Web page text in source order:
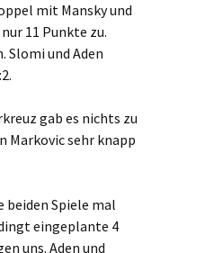
mit Mansky und
11 Punkte zu.
Slomi und Aden
gab es nichts zu
Markovic sehr knapp
Spiele mal
eingeplante 4
uns. Aden und